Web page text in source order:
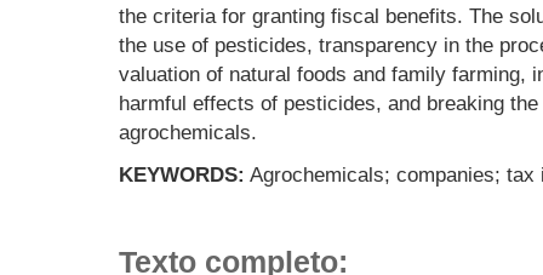
the criteria for granting fiscal benefits. The
the use of pesticides, transparency in the
valuation of natural foods and family farming,
harmful effects of pesticides, and breaking
agrochemicals.
KEYWORDS: Agrochemicals; companies; tax
Texto completo: